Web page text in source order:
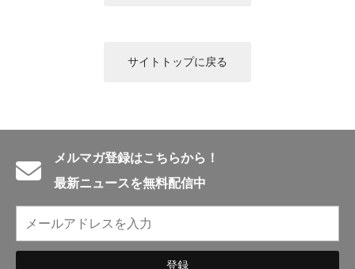
サイトトップに戻る
メルマガ登録はこちらから！
最新ニュースを無料配信中